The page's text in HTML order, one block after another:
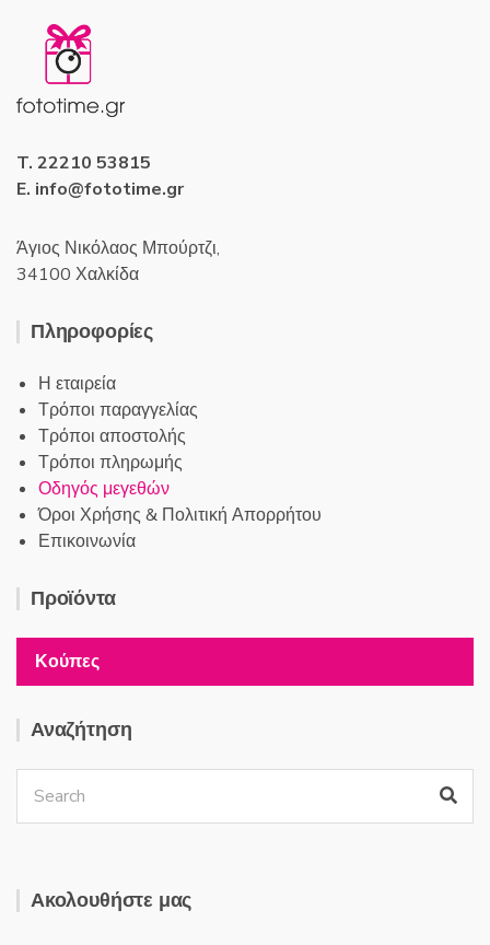
T. 22210 53815
E. info@fototime.gr
Άγιος Νικόλαος Μπούρτζι,
34100 Χαλκίδα
Πληροφορίες
Η εταιρεία
Τρόποι παραγγελίας
Τρόποι αποστολής
Τρόποι πληρωμής
Οδηγός μεγεθών
Όροι Χρήσης & Πολιτική Απορρήτου
Επικοινωνία
Προϊόντα
Κούπες
Αναζήτηση
Ακολουθήστε μας